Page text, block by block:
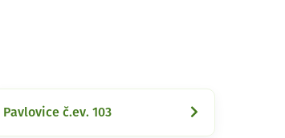
Pavlovice č.ev. 103